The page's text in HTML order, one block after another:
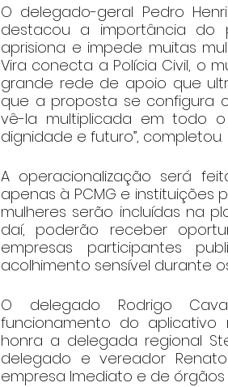
O delegado-geral Pedro
destacou a importância do
aprisiona e impede muitas
Vira conecta a Polícia Civil, o
grande rede de apoio que
que a proposta se configura
vê-la multiplicada em todo
dignidade e futuro”, completou.
A operacionalização será
apenas à PCMG e instituições
mulheres serão incluídas na
daí, poderão receber
empresas participantes
acolhimento sensível durante
O delegado Rodrigo
funcionamento do aplicativo
honra a delegada regional
delegado e vereador
empresa Imediato e de